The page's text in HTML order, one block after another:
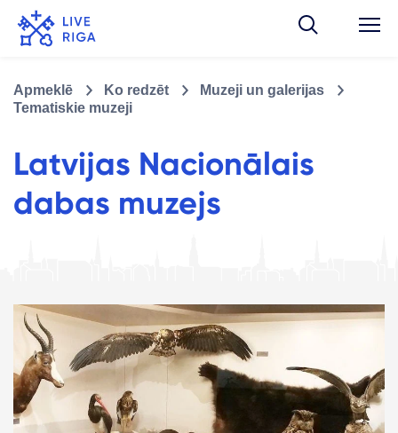
Apmeklē Ko redzēt
Muzeji un galerijas
Tematiskie muzeji
Latvijas Nacionālais
dabas muzejs